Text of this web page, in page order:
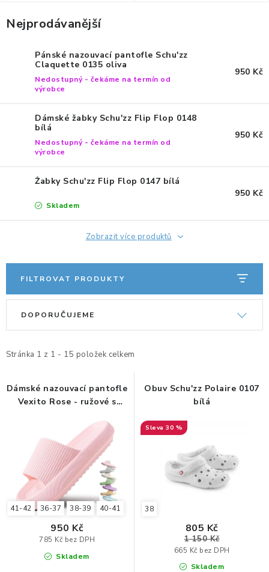
PREZENTAČNÍ SYSTÉMY
DRŽÁKY NA TABLET - MOBIL
ERGONOMICKÉ PRODUKTY
BEDERNÍ A KRČNÍ OPĚRKY
PODLOŽKY POD NOHY
PODLOŽKY POD MYŠ A ZÁPĚSTÍ
ERGONOMICKÉ KLÁVESNICE
DRŽÁKY LCD MONITORŮ A TV
DRŽÁKY A ZÁVĚSY PC
STOJANY NA DOKUMENTY
LED STOLNÍ LAMPY
KANCELÁŘSKÉ POTŘEBY
ZÁSUVKOVÉ BOXY
NÁDOBY NA ODPAD
SCHRÁNKY NA KLÍČE A LÉKY
Nejprodávanější
Pánské nazouvací pantofle Schu'zz
Claquette 0135 oliva
Nedostupný - čekáme na termín od
výrobce
950 Kč
Dámské žabky Schu'zz Flip Flop 0148
bílá
Nedostupný - čekáme na termín od
výrobce
950 Kč
Žabky Schu'zz Flip Flop 0147 bílá
Skladem
950 Kč
Zobrazit více produktů
FILTROVAT PRODUKTY
i
p
ů
Stránka 1 z 1 - 15 položek celkem
e
í
t
DOPORUČUJEME
Dámské nazouvací pantofle
Vexito Rose - ružové s
41-42 36-37 38-39 40-41
Skladem
785 Kč bez DPH
950 Kč
Obuv Schu'zz Polaire 0107
bílá
30 %
38
Skladem
665 Kč bez DPH
805 Kč
1 150 Kč